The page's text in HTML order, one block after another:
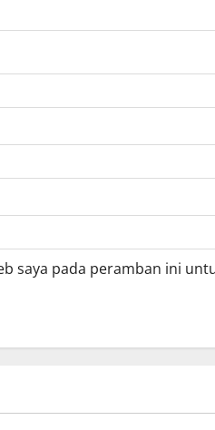
saya pada peramban ini